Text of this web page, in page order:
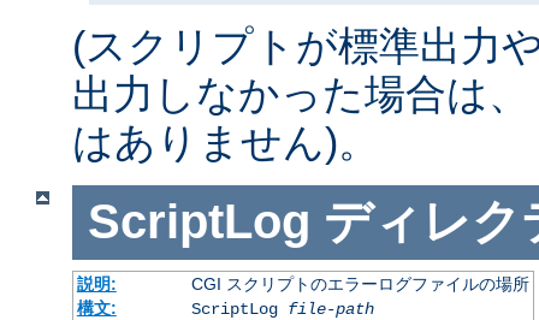
(スクリプトが標準出力
出力しなかった場合は
はありません)。
ScriptLog ディレク
説明:
CGI スクリプトのエラーログファイルの場所
構文:
ScriptLog file-path